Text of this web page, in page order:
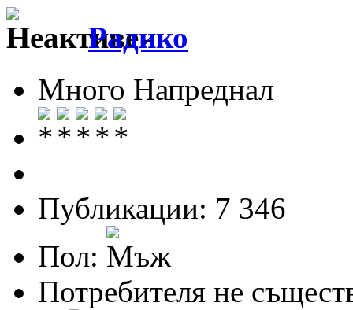
Радико
Много Напреднал
Публикации: 7 346
Пол:
Потребителя не